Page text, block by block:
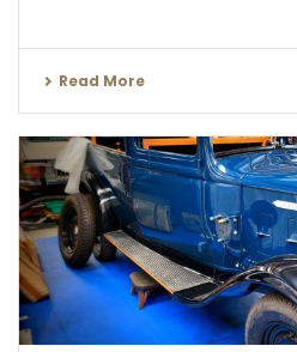
Read More